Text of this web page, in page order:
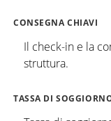
CONSEGNA CHIAVI
Il check-in e la
struttura.
TASSA DI